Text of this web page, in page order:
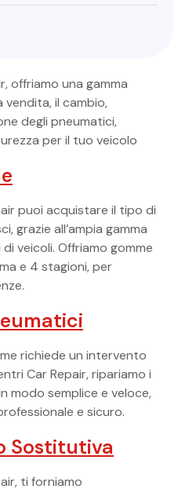
offriamo una gamma
il cambio,
degli pneumatici,
per il tuo veicolo
puoi acquistare il tipo di
grazie all’ampia gamma
veicoli. Offriamo gomme
e 4 stagioni, per
richiede un intervento
Car Repair, ripariamo i
modo semplice e veloce,
e sicuro.
Sostitutiva
ti forniamo